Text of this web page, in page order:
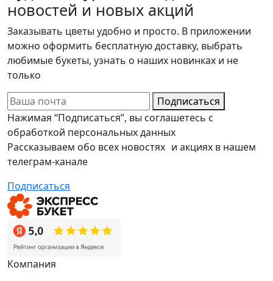
новостей и новых акций
Заказывать цветы удобно и просто. В приложении
можно оформить бесплатную доставку, выбрать
любимые букеты, узнать о наших новинках и не
только
Подписаться
Нажимая “Подписаться”, вы соглашетесь с
обработкой персональных данных
Рассказываем обо всех новостях и акциях в нашем
телеграм-канале
Подписаться
Компания